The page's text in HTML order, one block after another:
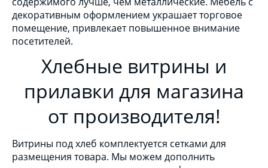
декоративным оформлением украшает торговое
помещение, привлекает повышенное внимание
посетителей.
Хлебные витрины и
прилавки для магазина
от производителя!
Витрины под хлеб комплектуется сетками для
размещения товара. Мы можем дополнить